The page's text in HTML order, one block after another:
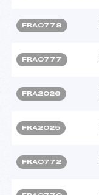
FRA0778
FRA0777
FRA2026
FRA2025
FRA0772